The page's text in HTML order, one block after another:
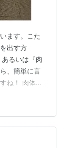
ます。こた
出す方
るいは『肉
、簡単に言
ね！ 肉体的
神的な方。
すかねぇ(⁠ ⁠╹⁠▽⁠╹⁠
職場のプレ
が多いでし